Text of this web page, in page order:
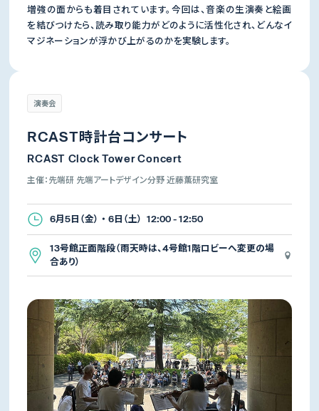
増強の面からも着目されています。今回は、音楽の生演奏と絵画
を結びつけたら、読み取り能力がどのように活性化され、どんなイ
マジネーションが浮かび上がるのかを実験します。
演奏会
RCAST時計台コンサート
RCAST Clock Tower Concert
主催：先端研 先端アートデザイン分野 近藤薫研究室
6月5日（金） ・ 6日（土） 12:00 - 12:50
13号館正面階段（雨天時は、4号館1階ロビーへ変更の場
合あり）